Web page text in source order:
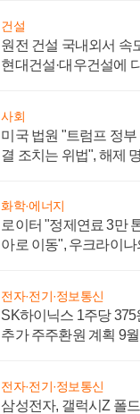
건설
원전 건설 국내외서 속
현대건설·대우건설에
사회
미국 법원 "트럼프 정
결 조치는 위법", 해제
화학·에너지
로이터 "정제연료 3만
아로 이동", 우크라이
전자·전기·정보통신
SK하이닉스 1주당
추가 주주환원 계획 9
전자·전기·정보통신
삼성전자, 갤럭시Z 폴